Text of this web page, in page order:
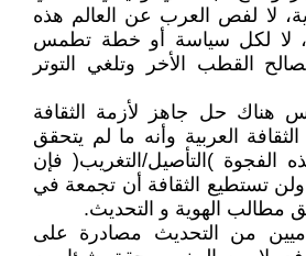
لا لفص العرب عن العالم هذه
لا لكل سياسة أو خطة تطمس
القطب الأخر وتلغي التوتر
هناك حل جاهز لأزمة الثقافة
العربية وأنه ما لم يتحقق
الفجوة )التأصيل/التغريب( فإن
تستطيع الثقافة أن تجمعة في
مطالب الهوية و التحديث.
من التحديث مصادرة على